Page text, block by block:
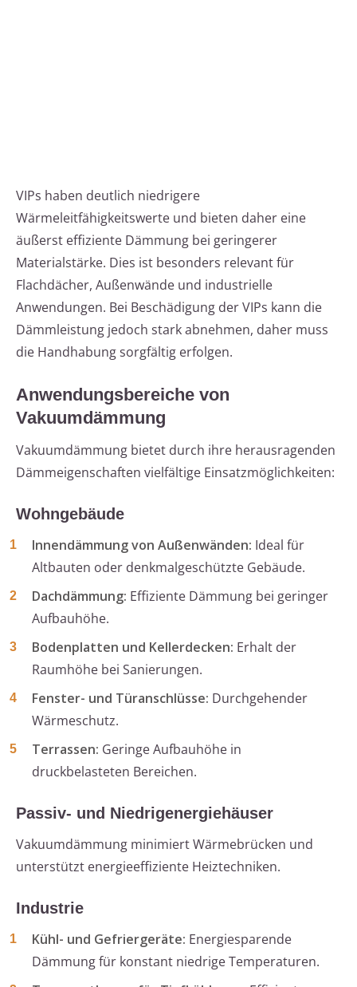
VIPs haben deutlich niedrigere
Wärmeleitfähigkeitswerte und bieten daher eine
äußerst effiziente Dämmung bei geringerer
Materialstärke. Dies ist besonders relevant für
Flachdächer, Außenwände und industrielle
Anwendungen. Bei Beschädigung der VIPs kann die
Dämmleistung jedoch stark abnehmen, daher muss
die Handhabung sorgfältig erfolgen.
Anwendungsbereiche von
Vakuumdämmung
Vakuumdämmung bietet durch ihre herausragenden
Dämmeigenschaften vielfältige Einsatzmöglichkeiten:
Wohngebäude
Innendämmung von Außenwänden: Ideal für
Altbauten oder denkmalgeschützte Gebäude.
Dachdämmung: Effiziente Dämmung bei geringer
Aufbauhöhe.
Bodenplatten und Kellerdecken: Erhalt der
Raumhöhe bei Sanierungen.
Fenster- und Türanschlüsse: Durchgehender
Wärmeschutz.
Terrassen: Geringe Aufbauhöhe in
druckbelasteten Bereichen.
Passiv- und Niedrigenergiehäuser
Vakuumdämmung minimiert Wärmebrücken und
unterstützt energieeffiziente Heiztechniken.
Industrie
Kühl- und Gefriergeräte: Energiesparende
Dämmung für konstant niedrige Temperaturen.